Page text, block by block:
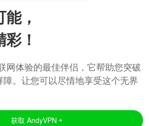
，
！
网体验的最佳伴侣，它帮助您突破
。让您可以尽情地享受这个无界
获取 AndyVPN